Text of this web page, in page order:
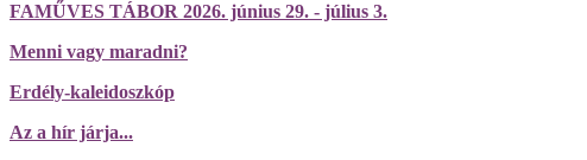
FAMŰVES TÁBOR 2026. június 29. - július 3.
Menni vagy maradni?
Erdély-kaleidoszkóp
Az a hír járja...